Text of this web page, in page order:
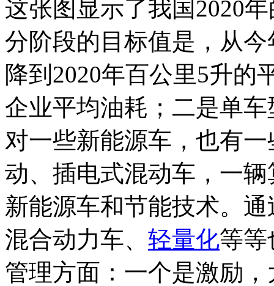
这张图显示了我国2020
分阶段的目标值是，从
降到2020年百公里5升的
企业平均油耗；二是单
对一些新能源车，也有
动、插电式混动车，一
新能源车和节能技术。
混合动力车、 轻量化等等
管理方面：一个是激励